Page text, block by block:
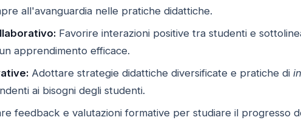
all'avanguardia nelle pratiche didattiche.
Favorire interazioni positive tra studenti e
apprendimento efficace.
Adottare strategie didattiche diversificate e pratiche di
ai bisogni degli studenti.
feedback e valutazioni formative per studiare il progresso